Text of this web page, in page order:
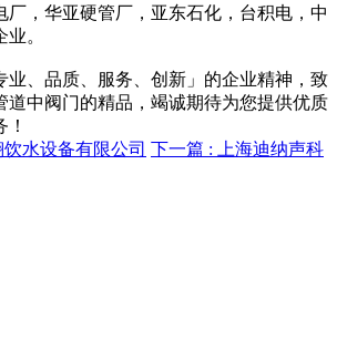
厂，华亚硬管厂，亚东石化，台积电，中
。
业、品质、服务、创新」的企业精神，致
道中阀门的精品，竭诚期待为您提供优质
水设备有限公司 下一篇 :
上海迪纳声科